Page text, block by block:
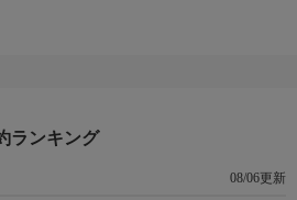
ホ、チン・ギョン、クァク・シヤン
ランキング
08/06更新